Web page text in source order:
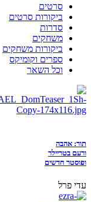
סרטים
ביקורות סרטים
סדרות
משחקים
ביקורות משחקים
ספרים וקומיקס
וכל השאר
תור: אהבה
ורעם בטריילר
ופוסטר חדשים
עדי פרל